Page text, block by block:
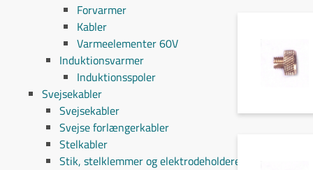
Forvarmer
Kabler
Varmeelementer 60V
Induktionsvarmer
Induktionsspoler
Svejsekabler
Svejsekabler
Svejse forlængerkabler
Stelkabler
Stik, stelklemmer og elektrodeholdere